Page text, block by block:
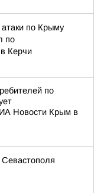
атаки по Крыму
по
Керчи
по
Новости Крым в